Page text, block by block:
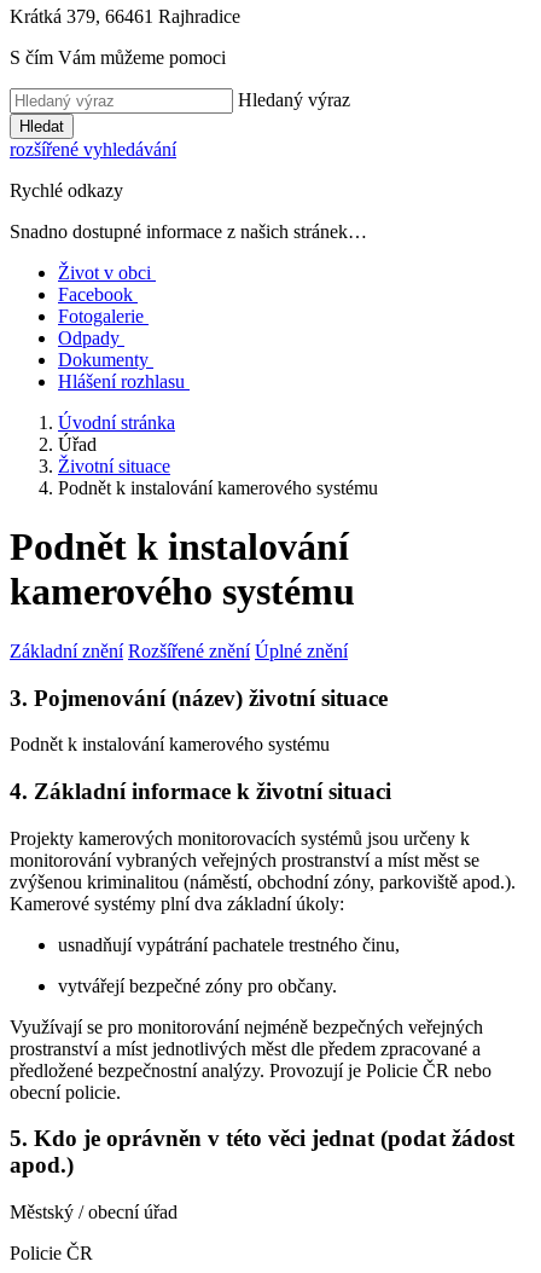
Krátká 379, 66461 Rajhradice
S čím Vám můžeme pomoci
Hledaný výraz
Hledat
rozšířené vyhledávání
Rychlé odkazy
Snadno dostupné informace z našich stránek…
Život v obci
Facebook
Fotogalerie
Odpady
Dokumenty
Hlášení rozhlasu
Úvodní stránka
Úřad
Životní situace
Podnět k instalování kamerového systému
Podnět k instalování
kamerového systému
Základní znění Rozšířené znění Úplné znění
3. Pojmenování (název) životní situace
Podnět k instalování kamerového systému
4. Základní informace k životní situaci
Projekty kamerových monitorovacích systémů jsou určeny k
monitorování vybraných veřejných prostranství a míst měst se
zvýšenou kriminalitou (náměstí, obchodní zóny, parkoviště apod.).
Kamerové systémy plní dva základní úkoly:
usnadňují vypátrání pachatele trestného činu,
vytvářejí bezpečné zóny pro občany.
Využívají se pro monitorování nejméně bezpečných veřejných
prostranství a míst jednotlivých měst dle předem zpracované a
předložené bezpečnostní analýzy. Provozují je Policie ČR nebo
obecní policie.
5. Kdo je oprávněn v této věci jednat (podat žádost
apod.)
Městský / obecní úřad
Policie ČR